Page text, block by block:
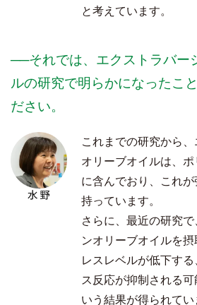
と考えています。
──それでは、エクストラバー
ルの研究で明らかになったこ
ださい。
これまでの研究から
オリーブオイルは、
に含んでおり、これ
持っています。
さらに、最近の研究
ンオリーブオイルを
レスレベルが低下す
ス反応が抑制される
いう結果が得られてい